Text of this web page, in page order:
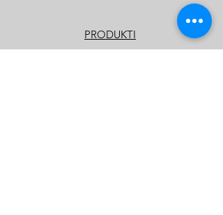
PRODUKTI
Publiskie rotaļu un sporta laukumi